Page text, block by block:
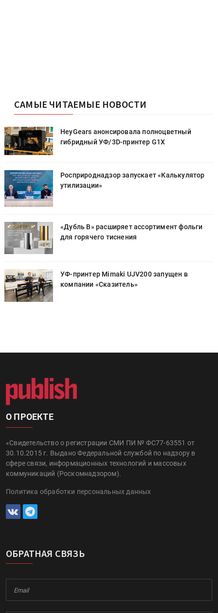
САМЫЕ ЧИТАЕМЫЕ НОВОСТИ
HeyGears анонсировала полноцветный
гибридный УФ/3D-принтер G1X
Росприроднадзор запускает «Калькулятор
утилизации»
«Дубль В» расширяет ассортимент фольги
для горячего тиснения
УФ-принтер Mimaki UJV200 запущен в
компании «Сказитель»
О ПРОЕКТЕ
«Свидетельство о регистрации СМИ ПИ № ФС77-63551 от
30.10.2015 г. Выдано Федеральной службой по надзору в
сфере связи, информационных технологий и массовых
коммуникаций (Роскомнадзором).
Политика обработки персональных данных
ОБРАТНАЯ СВЯЗЬ